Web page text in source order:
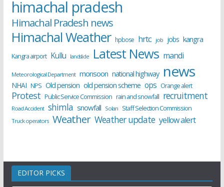
himachal pradesh
Himachal Pradesh news
Himachal Weather hpbose hrtc job jobs kangra
Kangra airport Kullu landslide Latest News mandi
Meteorological Department monsoon national highway news
NHAI NPS Old pension old pension scheme ops Orange alert
Protest Public Service Commission rain and snowfall recruitment
Road Accident shimla snowfall Solan Staff Selection Commission
Truck operators Weather Weather update yellow alert
EDITOR PICKS